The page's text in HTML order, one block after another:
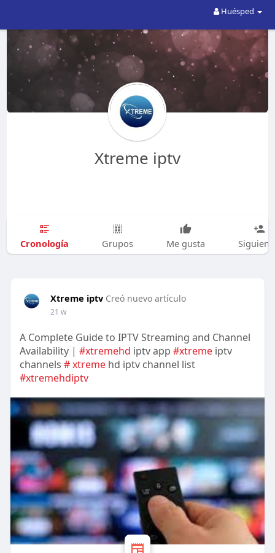
Huésped
Xtreme iptv
Cronología Grupos Me gusta
Xtreme iptv Creó nuevo artículo
21 w
A Complete Guide to IPTV Streaming and Channel
Availability | #xtremehd iptv app #xtremeiptv
channels # xtremehd iptv channel list
#xtremehdiptv